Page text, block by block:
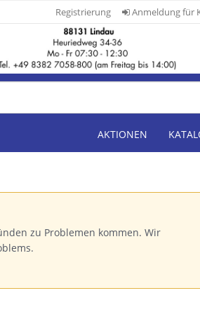
Registrierung Anmeldung für
AKTIONEN
zu Problemen kommen. Wir